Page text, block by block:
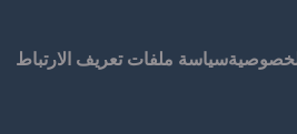
سياسة ملفات تعريف الارتباط